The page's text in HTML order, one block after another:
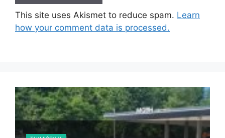
This site uses Akismet to reduce spam. Learn
how your comment data is processed.